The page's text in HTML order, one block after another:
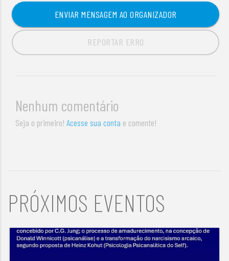
ENVIAR MENSAGEM AO ORGANIZADOR
REPORTAR ERRO
Nenhum comentário
Seja o primeiro!Acesse sua conta e comente!
PRÓXIMOS EVENTOS